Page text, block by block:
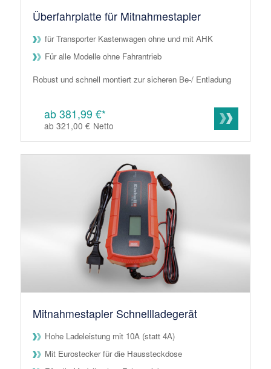
Überfahrplatte für Mitnahmestapler
für Transporter Kastenwagen ohne und mit AHK
Für alle Modelle ohne Fahrantrieb
Robust und schnell montiert zur sicheren Be-/ Entladung
ab 381,99 €*
ab 321,00 € Netto
Mitnahmestapler Schnellladegerät
Hohe Ladeleistung mit 10A (statt 4A)
Mit Eurostecker für die Haussteckdose